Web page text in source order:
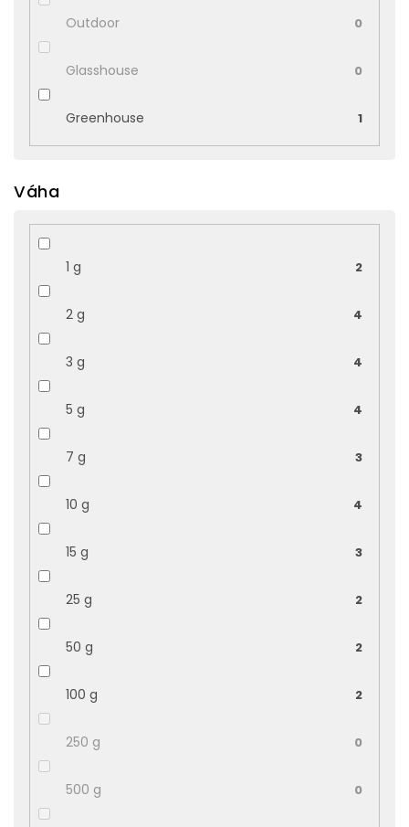
Outdoor 0
Glasshouse 0
Greenhouse 1
Váha
1 g 2
2 g 4
3 g 4
5 g 4
7 g 3
10 g 4
15 g 3
25 g 2
50 g 2
100 g 2
250 g 0
500 g 0